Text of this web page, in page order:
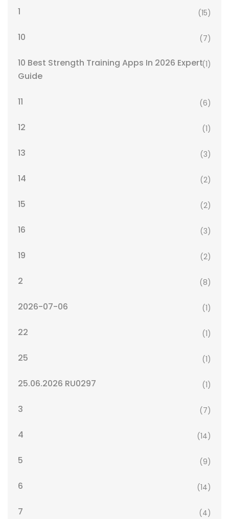
1 (15)
10 (7)
10 Best Strength Training Apps In 2026 Expert
Guide
(1)
11 (6)
12 (1)
13 (3)
14 (2)
15 (2)
16 (3)
19 (2)
2 (8)
2026-07-06 (1)
22 (1)
25 (1)
25.06.2026 RU0297 (1)
3 (7)
4 (14)
5 (9)
6 (14)
7 (4)